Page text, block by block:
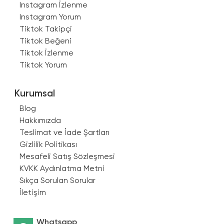
belirtmekte. Instagram'ın algoritması her
değiştiğinde beğeni kazanmak da zorlaştığı
için “Instagram beğeni satın al
da giderek artmaktadır.
Instagram İzlenme
Instagram Yorum
Tiktok Takipçi
Tiktok Beğeni
Tiktok İzlenme
Tiktok Yorum
Kurumsal
Blog
Hakkımızda
Teslimat ve İade Şartları
Gizlilik Politikası
Mesafeli Satış Sözleşmesi
KVKK Aydınlatma Metni
Sıkça Sorulan Sorular
İletişim